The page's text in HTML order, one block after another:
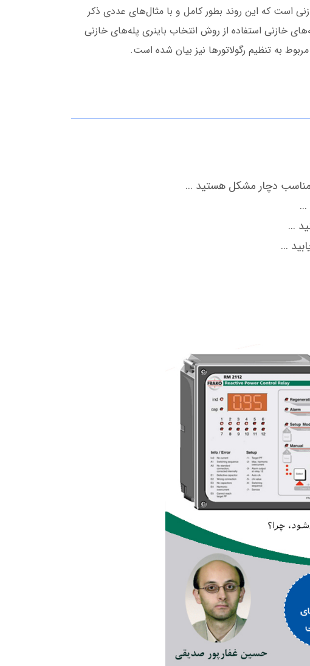
است که این روند بطور کامل و با مثال‌های عددی ذکر
خازنی استفاده از روش انتخاب باینری پله‌های خازنی
به تنظیم رگولاتورها نیز بیان شده است.
مناسب دچار مشکل هستید ...
...
...